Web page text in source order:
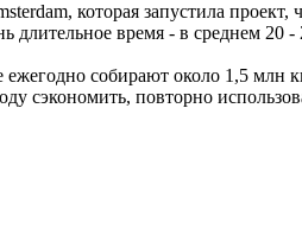
которая запустила
длительное время - в среднем 20 -
собирают около 1,5 млн
сэкономить, повторно